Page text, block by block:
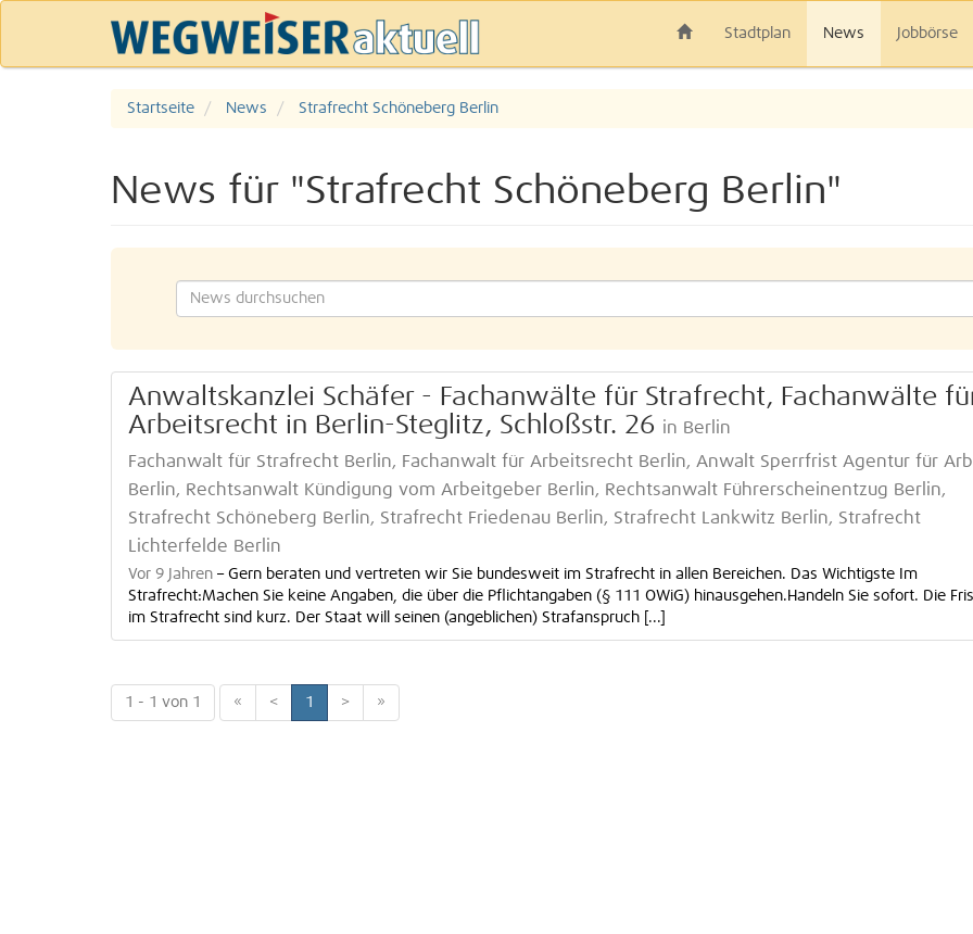
Stadtplan News Jobbörse
Startseite News Strafrecht Schöneberg Berlin
News für "Strafrecht Schöneberg Berlin"
Anwaltskanzlei Schäfer - Fachanwälte für Strafrecht, Fachanwälte
Arbeitsrecht in Berlin-Steglitz, Schloßstr. 26 in Berlin
Fachanwalt für Strafrecht Berlin, Fachanwalt für Arbeitsrecht Berlin, Anwalt Sperrfrist Agentur für
Berlin, Rechtsanwalt Kündigung vom Arbeitgeber Berlin, Rechtsanwalt Führerscheinentzug Berlin,
Strafrecht Schöneberg Berlin, Strafrecht Friedenau Berlin, Strafrecht Lankwitz Berlin, Strafrecht
Lichterfelde Berlin
Vor 9 Jahren – Gern beraten und vertreten wir Sie bundesweit im Strafrecht in allen Bereichen. Das Wichtigste Im
Strafrecht:Machen Sie keine Angaben, die über die Pflichtangaben (§ 111 OWiG) hinausgehen.Handeln Sie sofort. Die
im Strafrecht sind kurz. Der Staat will seinen (angeblichen) Strafanspruch [...]
1 - 1 von 1 « < 1 > »